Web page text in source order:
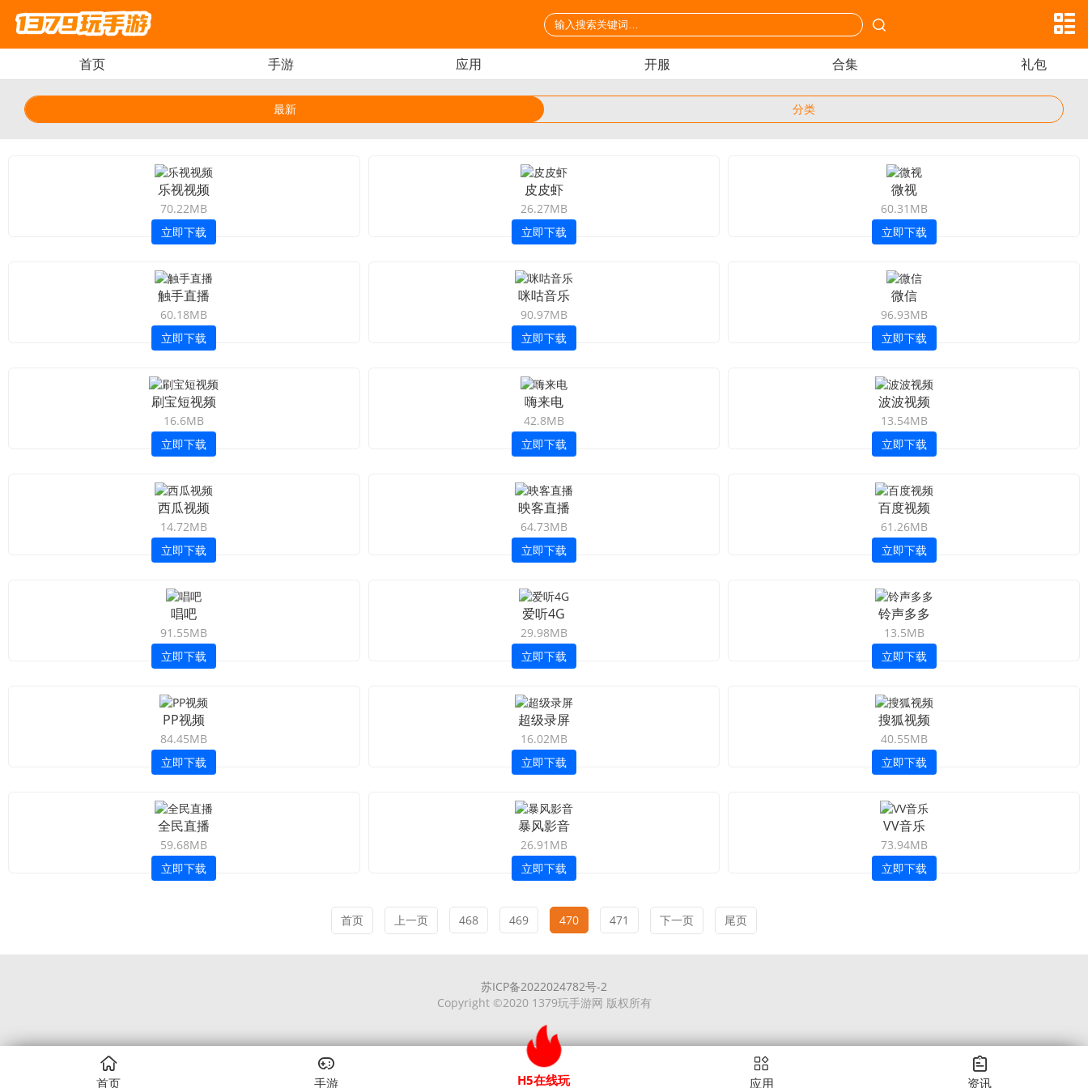
首页 手游 应用 开服 合集 礼包
最新 分类
乐视视频
70.22MB
立即下载
皮皮虾
26.27MB
立即下载
微视
60.31MB
立即下载
触手直播
60.18MB
立即下载
咪咕音乐
90.97MB
立即下载
微信
96.93MB
立即下载
刷宝短视频
16.6MB
立即下载
嗨来电
42.8MB
立即下载
波波视频
13.54MB
立即下载
西瓜视频
14.72MB
立即下载
映客直播
64.73MB
立即下载
百度视频
61.26MB
立即下载
唱吧
91.55MB
立即下载
爱听4G
29.98MB
立即下载
铃声多多
13.5MB
立即下载
PP视频
84.45MB
立即下载
超级录屏
16.02MB
立即下载
搜狐视频
40.55MB
立即下载
全民直播
59.68MB
立即下载
暴风影音
26.91MB
立即下载
VV音乐
73.94MB
立即下载
首页 上一页 468 469 470 471 下一页 尾页
苏ICP备2022024782号-2
Copyright ©2020 1379玩手游网 版权所有
首页 手游 H5在线玩 应用 资讯